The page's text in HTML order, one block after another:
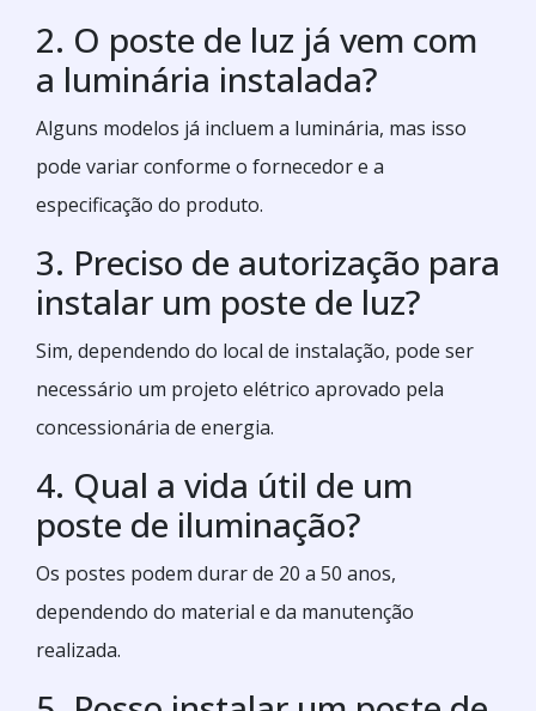
2. O poste de luz já vem com
a luminária instalada?
Alguns modelos já incluem a luminária, mas isso
pode variar conforme o fornecedor e a
especificação do produto.
3. Preciso de autorização para
instalar um poste de luz?
Sim, dependendo do local de instalação, pode ser
necessário um projeto elétrico aprovado pela
concessionária de energia.
4. Qual a vida útil de um
poste de iluminação?
Os postes podem durar de 20 a 50 anos,
dependendo do material e da manutenção
realizada.